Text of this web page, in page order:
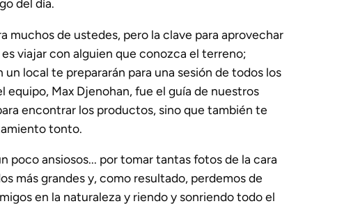
del día.
muchos de ustedes, pero la clave para aprovechar
viajar con alguien que conozca el terreno;
local te prepararán para una sesión de todos los
equipo, Max Djenohan, fue el guía de nuestros
encontrar los productos, sino que también te
tonto.
poco ansiosos... por tomar tantas fotos de la cara
más grandes y, como resultado, perdemos de
en la naturaleza y riendo y sonriendo todo el